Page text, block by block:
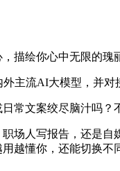
描绘你心中无限的瑰
主流AI大模型，并对
常文案绞尽脑汁吗
场人写报告，还是自
越懂你，还能切换